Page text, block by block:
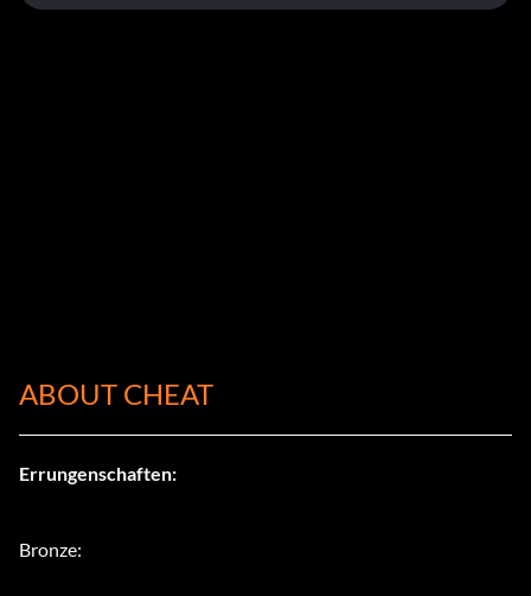
ABOUT CHEAT
Errungenschaften:
Bronze: